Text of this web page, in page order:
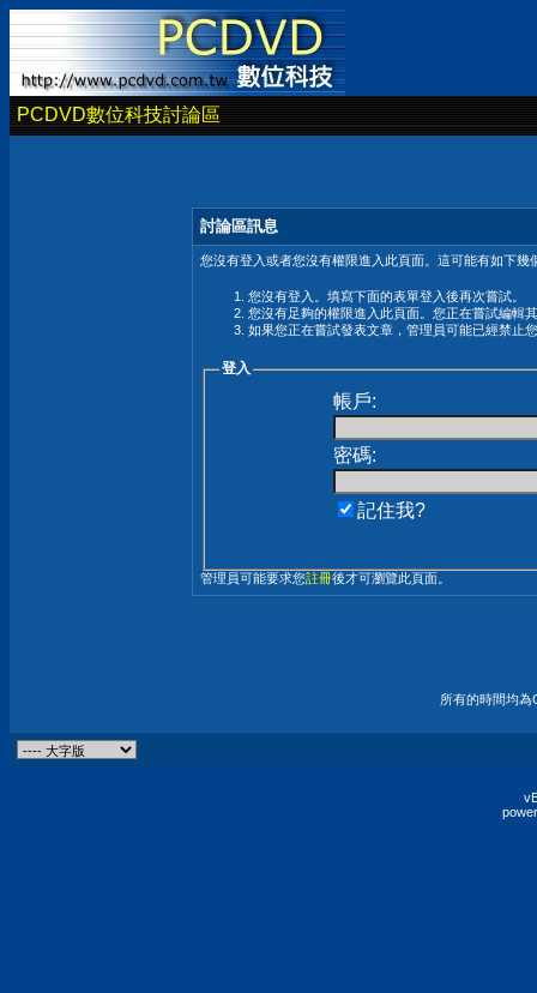
PCDVD數位科技討論區
討論區訊息
您沒有登入或者您沒有權限進入此頁面。這可能有如下幾
您沒有登入。填寫下面的表單登入後再次嘗試。
您沒有足夠的權限進入此頁面。您正在嘗試編輯
如果您正在嘗試發表文章，管理員可能已經禁止
登入
帳戶:
密碼:
記住我?
管理員可能要求您註冊後才可瀏覽此頁面。
所有的時間均為